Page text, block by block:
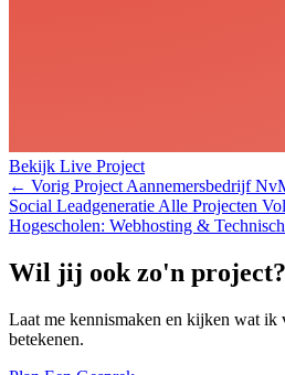
Bekijk Live Project
← Vorig ProjectAannemersbedrijf
Social LeadgeneratieAlle Projecten
Hogescholen: Webhosting &
Wil jij ook zo'n project?
Laat me kennismaken en kijken wat
betekenen.